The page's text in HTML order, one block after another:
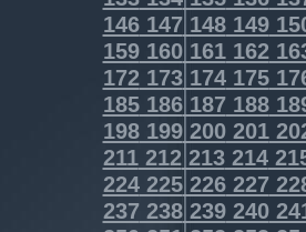
146147148149
159160161162
172173174175
185186187188
198199200201
211212213214
224225226227
237238239240